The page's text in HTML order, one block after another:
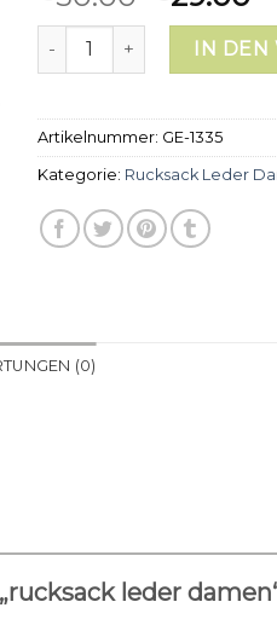
rucksack leder damenIN DEN
Artikelnummer: GE-1335
Kategorie: Rucksack Leder
(0)
leder